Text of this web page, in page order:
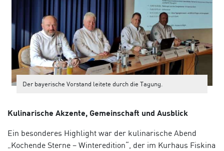
Der bayerische Vorstand leitete durch die Tagung.
Kulinarische Akzente, Gemeinschaft und Ausblick
Ein besonderes Highlight war der kulinarische Abend
„Kochende Sterne – Winteredition“, der im Kurhaus Fiskina